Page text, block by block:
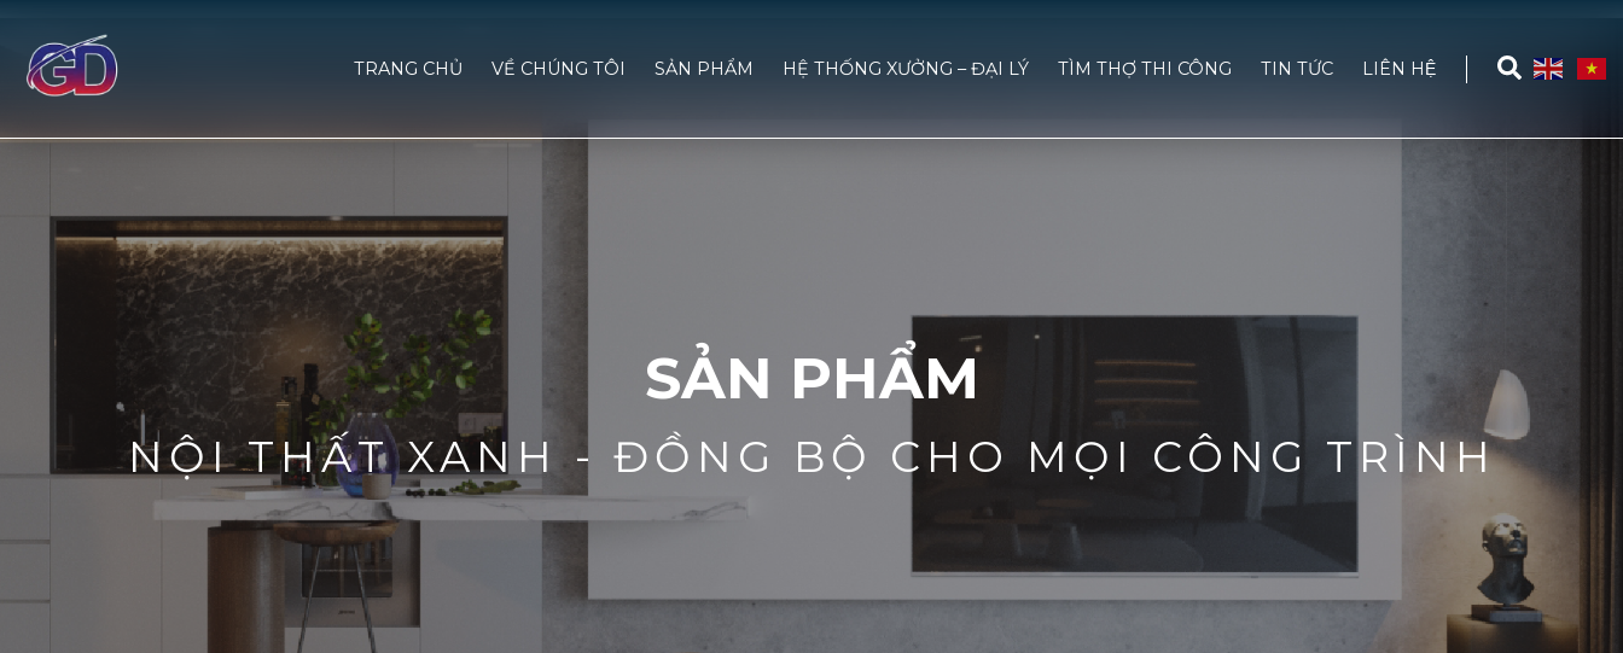
TRANG CHỦ VỀ CHÚNG TÔI SẢN PHẨM HỆ THỐNG XƯỞNG – ĐẠI LÝ TÌM THỢ THI CÔNG TIN TỨC LIÊN HỆ
SẢN PHẨM
NỘI THẤT XANH - ĐỒNG BỘ CHO MỌI CÔNG TRÌNH